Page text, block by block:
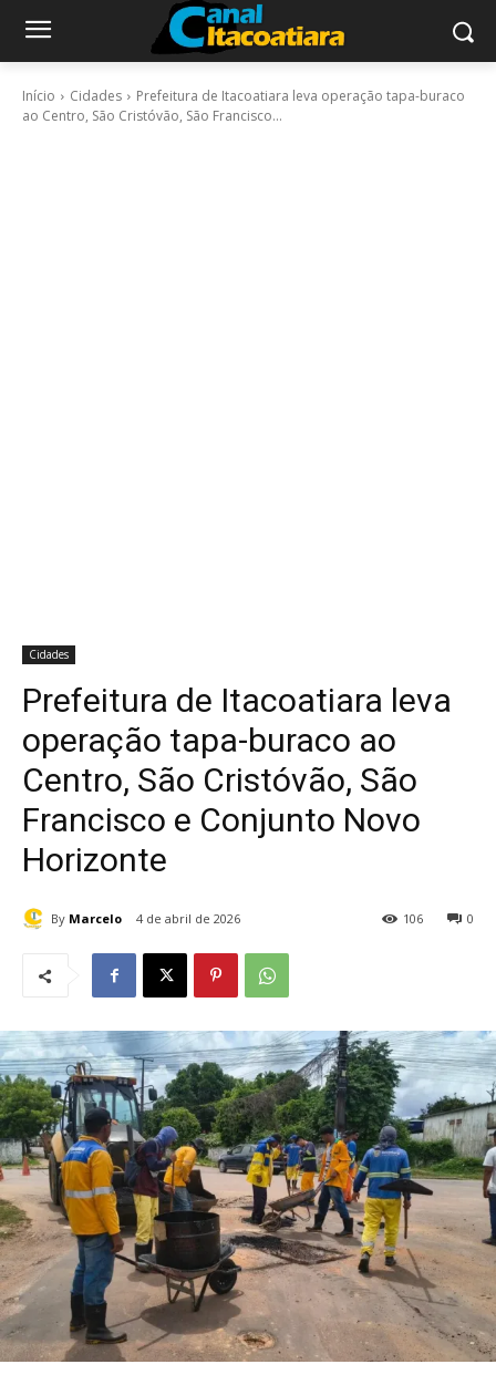
Início Cidades
Prefeitura de Itacoatiara leva operação tapa-buraco
ao Centro, São Cristóvão, São Francisco...
Cidades
Prefeitura de Itacoatiara leva
operação tapa-buraco ao
Centro, São Cristóvão, São
Francisco e Conjunto Novo
Horizonte
By Marcelo 4 de abril de 2026 0
106